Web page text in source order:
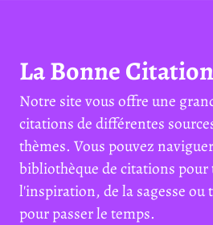
La Bonne Citation
Notre site vous offre une
citations de différentes
thèmes. Vous pouvez
bibliothèque de citations pour
l'inspiration, de la sagesse
pour passer le temps.